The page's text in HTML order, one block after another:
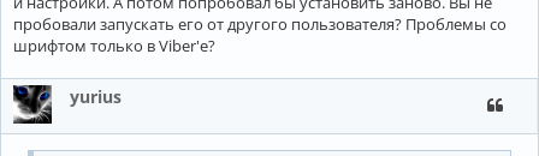
пробовали запускать его от другого пользователя? Проблемы со
шрифтом только в Viber'е?
yurius